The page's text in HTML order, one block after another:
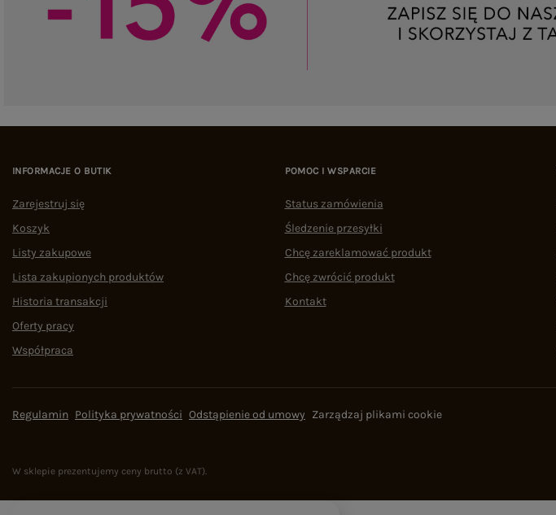
INFORMACJE O BUTIK
Zarejestruj się
Koszyk
Listy zakupowe
Lista zakupionych produktów
Historia transakcji
Oferty pracy
Współpraca
POMOC I WSPARCIE
Status zamówienia
Śledzenie przesyłki
Chcę zareklamować produkt
Chcę zwrócić produkt
Kontakt
Regulamin Polityka prywatności Odstąpienie od umowy Zarządzaj plikami cookie
W sklepie prezentujemy ceny brutto (z VAT).